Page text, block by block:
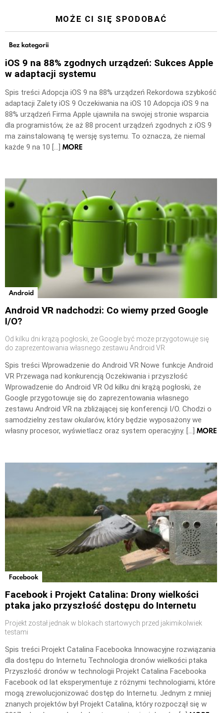
MOŻE CI SIĘ SPODOBAĆ
Bez kategorii
iOS 9 na 88% zgodnych urządzeń: Sukces Apple
w adaptacji systemu
Spis treści Adopcja iOS 9 na 88% urządzeń Rekordowa szybkość
adaptacji Zalety iOS 9 Oczekiwania na iOS 10 Adopcja iOS 9 na
88% urządzeń Firma Apple ujawniła na swojej stronie wsparcia
dla programistów, że aż 88 procent urządzeń zgodnych z iOS 9
ma zainstalowaną tę wersję systemu. To oznacza, że niemal
każde 9 na 10 […] MORE
Android
Android VR nadchodzi: Co wiemy przed Google
I/O?
Od kilku dni krążą pogłoski, że Google być może przygotowuje się
do zaprezentowania własnego zestawu Android VR
Spis treści Wprowadzenie do Android VR Nowe funkcje Android
VR Przewaga nad konkurencją Oczekiwania i przyszłość
Wprowadzenie do Android VR Od kilku dni krążą pogłoski, że
Google przygotowuje się do zaprezentowania własnego
zestawu Android VR na zbliżającej się konferencji I/O. Chodzi o
samodzielny zestaw okularów, który będzie wyposażony we
własny procesor, wyświetlacz oraz system operacyjny. […] MORE
Facebook
Facebook i Projekt Catalina: Drony wielkości
ptaka jako przyszłość dostępu do Internetu
Projekt został jednak w blokach startowych przed jakimikolwiek
testami
Spis treści Projekt Catalina Facebooka Innowacyjne rozwiązania
dla dostępu do Internetu Technologia dronów wielkości ptaka
Przyszłość dronów w technologii Projekt Catalina Facebooka
Facebook od lat eksperymentuje z różnymi technologiami, które
mogą zrewolucjonizować dostęp do Internetu. Jednym z mniej
znanych projektów był Projekt Catalina, który rozpoczął się w